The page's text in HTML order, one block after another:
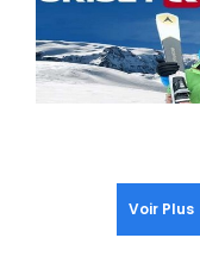
Voir Plus